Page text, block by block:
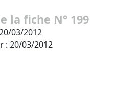
la fiche N° 199
03/2012
: 20/03/2012